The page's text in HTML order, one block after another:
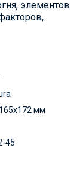
элементов
мм
45